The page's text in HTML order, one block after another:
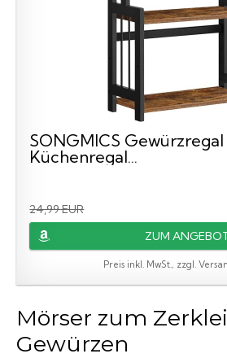
SONGMICS
Küchenregal...
24,99 EUR
ZUM
Preis inkl. MwSt., zzgl.
Mörser zum
Gewürzen